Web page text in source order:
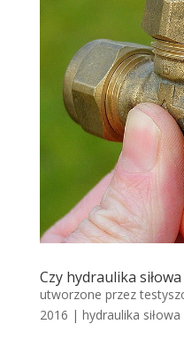
Czy hydraulika
utworzone przez
2016 | hydraulika siłowa